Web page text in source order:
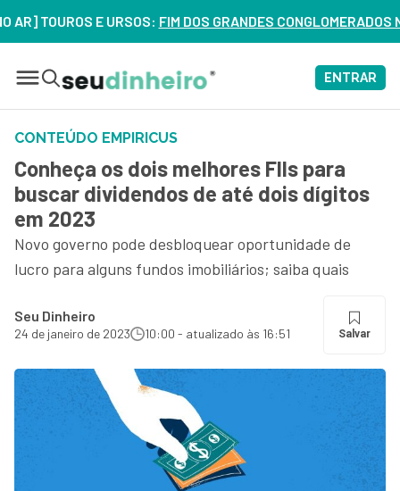
E URSOS:FIM DOS GRANDES CONGLOMERADOS NO
ENTRAR
CONTEÚDO EMPIRICUS
Conheça os dois melhores FIIs para
buscar dividendos de até dois dígitos
em 2023
Novo governo pode desbloquear oportunidade de
lucro para alguns fundos imobiliários; saiba quais
Seu Dinheiro
24 de janeiro de 2023 10:00 - atualizado às 16:51 Salvar